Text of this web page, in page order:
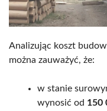
Analizując koszt
można zauważyć, że:
w stanie
wynosić od 150